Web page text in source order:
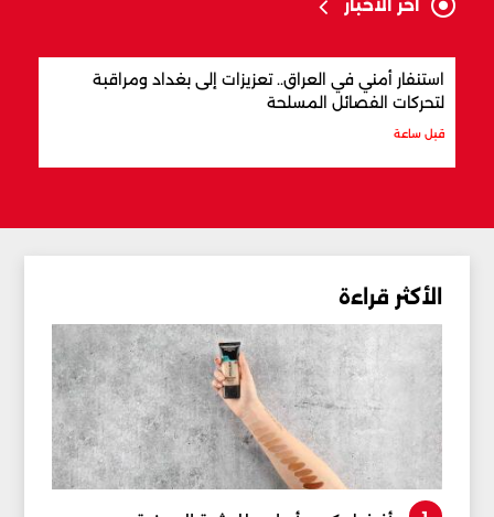
آخر الأخبار
استنفار أمني في العراق.. تعزيزات إلى بغداد ومراقبة
لتحركات الفصائل المسلحة
قبل ساعة
الأكثر قراءة